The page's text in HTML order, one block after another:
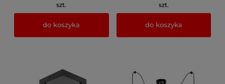
szt.
do koszyka
szt.
do koszyka